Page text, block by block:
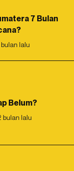
7 Bulan
bulan lalu
Belum?
bulan lalu